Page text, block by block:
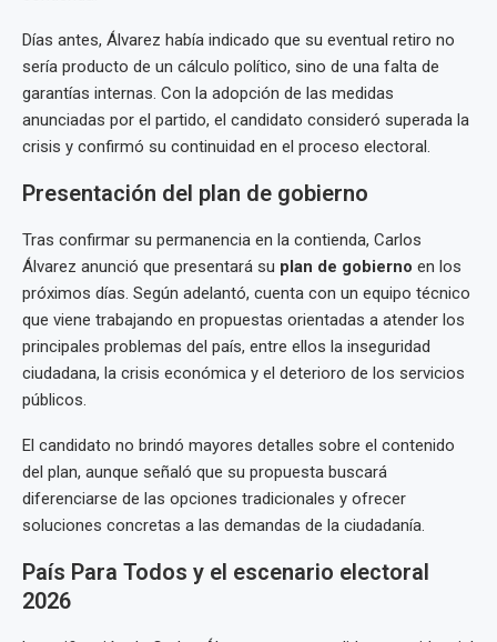
Días antes, Álvarez había indicado que su eventual retiro no
sería producto de un cálculo político, sino de una falta de
garantías internas. Con la adopción de las medidas
anunciadas por el partido, el candidato consideró superada la
crisis y confirmó su continuidad en el proceso electoral.
Presentación del plan de gobierno
Tras confirmar su permanencia en la contienda, Carlos
Álvarez anunció que presentará su plan de gobierno en los
próximos días. Según adelantó, cuenta con un equipo técnico
que viene trabajando en propuestas orientadas a atender los
principales problemas del país, entre ellos la inseguridad
ciudadana, la crisis económica y el deterioro de los servicios
públicos.
El candidato no brindó mayores detalles sobre el contenido
del plan, aunque señaló que su propuesta buscará
diferenciarse de las opciones tradicionales y ofrecer
soluciones concretas a las demandas de la ciudadanía.
País Para Todos y el escenario electoral
2026